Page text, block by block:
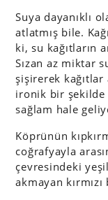
Suya dayanıklı
atlatmış bile.
ki, su kağıtların
Sızan az miktar
şişirerek kağıtlar
ironik bir şekilde
sağlam hale
Köprünün
coğrafyayla
çevresindeki
akmayan